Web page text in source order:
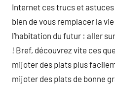
Internet ces trucs et
bien de vous remplacer la vie
l’habitation du futur : aller
! Bref, découvrez vite ces
mijoter des plats plus
mijoter des plats de bonne